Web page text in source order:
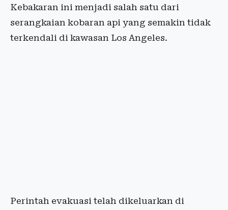
Kebakaran ini menjadi salah satu dari
serangkaian kobaran api yang semakin tidak
terkendali di kawasan Los Angeles.
Perintah evakuasi telah dikeluarkan di